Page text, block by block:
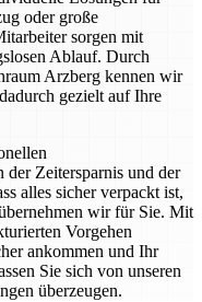
oder große
sorgen mit
Ablauf. Durch
Arzberg kennen wir
gezielt auf Ihre
Zeitersparnis und der
alles sicher verpackt ist,
wir für Sie. Mit
Vorgehen
ankommen und Ihr
Sie sich von unseren
überzeugen.